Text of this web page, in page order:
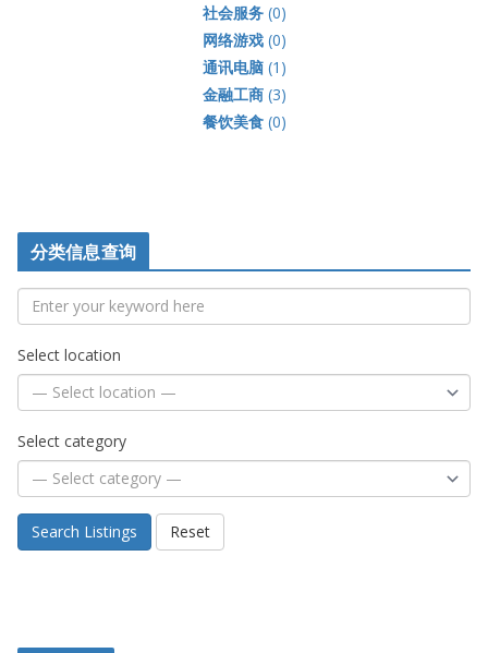
社会服务(0)
网络游戏(0)
通讯电脑(1)
金融工商(3)
餐饮美食(0)
分类信息查询
Select location
Select category
Search Listings Reset